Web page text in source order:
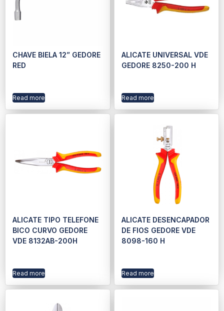
CHAVE BIELA 12” GEDORE
RED
Read more
ALICATE UNIVERSAL VDE
GEDORE 8250-200 H
Read more
ALICATE TIPO TELEFONE
BICO CURVO GEDORE
VDE 8132AB-200H
Read more
ALICATE DESENCAPADOR
DE FIOS GEDORE VDE
8098-160 H
Read more